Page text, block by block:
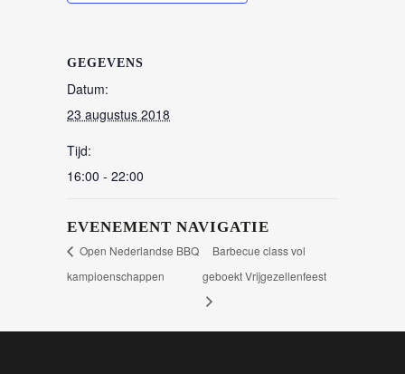
GEGEVENS
Datum:
23 augustus 2018
Tijd:
16:00 - 22:00
EVENEMENT NAVIGATIE
Open Nederlandse BBQ
kampioenschappen
Barbecue class vol
geboekt Vrijgezellenfeest